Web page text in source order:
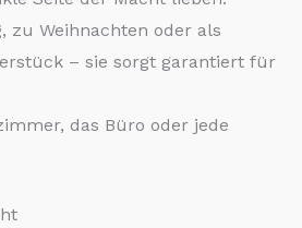
zu Weihnachten oder als
– sie sorgt garantiert für
das Büro oder jede